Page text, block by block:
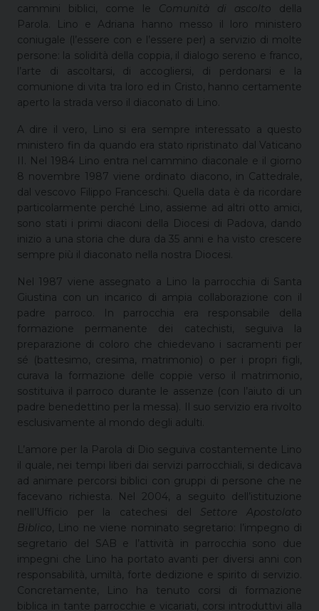
cammini biblici, come le Comunità di ascolto della
Parola. Lino e Adriana hanno messo il loro ministero
coniugale (l’essere con e l’essere per) a servizio di molte
persone: la solidità della coppia, il dialogo sereno e franco,
l’arte di ascoltarsi, di accogliersi, di perdonarsi e la
comunione di vita tra loro ed in Cristo, hanno certamente
aperto la strada verso il diaconato di Lino.
A dire il vero, Lino si era sempre interessato a questo
ministero fin da quando era stato ripristinato dal Vaticano
II. Nel 1984 Lino entra nel cammino diaconale e il giorno
8 novembre 1987 viene ordinato diacono, in Cattedrale,
dal vescovo Filippo Franceschi. Quella data è da ricordare
particolarmente perché Lino, assieme ad altri otto amici,
sono stati i primi diaconi della Diocesi di Padova, dando
inizio a una storia che dura da 35 anni e ha visto crescere
sempre più il diaconato nella nostra Diocesi.
Nel 1987 viene assegnato a Lino la parrocchia di Santa
Giustina con un incarico di ampia collaborazione con il
padre parroco. In parrocchia era responsabile della
formazione permanente dei catechisti, seguiva la
preparazione di coloro che chiedevano i sacramenti per
sé (battesimo, cresima, matrimonio) o per i propri figli,
curava la formazione delle coppie verso il matrimonio,
sostituiva il parroco durante le assenze (con l’aiuto di un
padre benedettino per la messa). Il suo servizio era rivolto
esclusivamente al mondo degli adulti.
L’amore per la Parola di Dio seguiva costantemente Lino
il quale, nei tempi liberi dai servizi parrocchiali, si dedicava
ad animare percorsi biblici con gruppi di persone che ne
facevano richiesta. Nel 2004, a seguito dell’istituzione
nell’Ufficio per la catechesi del Settore Apostolato
Biblico, Lino ne viene nominato segretario: l’impegno di
segretario del SAB e l’attività in parrocchia sono due
impegni che Lino ha portato avanti per diversi anni con
responsabilità, umiltà, forte dedizione e spirito di servizio.
Concretamente, Lino ha tenuto corsi di formazione
biblica in tante parrocchie e vicariati, corsi introduttivi alla